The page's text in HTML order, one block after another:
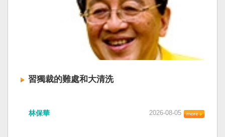
習獨裁的難處和大清洗
林保華 2026-08-05